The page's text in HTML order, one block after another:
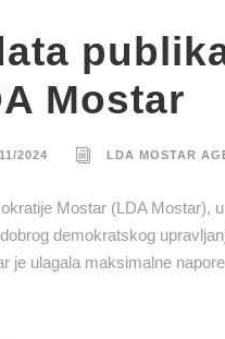
Mostar
2024 LDA MOSTAR
Mostar (LDA Mostar),
demokratskog
je ulagala maksimalne